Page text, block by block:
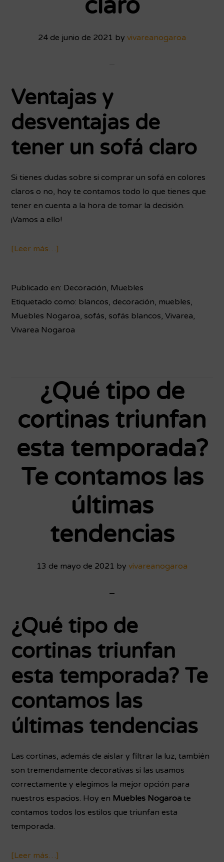
claro
24 de junio de 2021 by vivareanogaroa
Ventajas y
desventajas de
tener un sofá claro
Si tienes dudas sobre si comprar un sofá en colores
claros o no, hoy te contamos todo lo que tienes que
tener en cuenta a la hora de tomar la decisión.
¡Vamos a ello!
[Leer más…]
y
desventajas
de
tener
Publicado en: Decoración, Muebles
Etiquetado como: blancos, decoración, muebles,
Muebles Nogaroa, sofás, sofás blancos,Vivarea,
Vivarea Nogaroa
¿Qué tipo de
cortinas triunfan
esta temporada?
Te contamos las
últimas
tendencias
13 de mayo de 2021 by vivareanogaroa
¿Qué tipo de
cortinas triunfan
esta temporada? Te
contamos las
últimas tendencias
Las cortinas, además de aislar y filtrar la luz, también
son tremendamente decorativas si las usamos
correctamente y elegimos la mejor opción para
nuestros espacios. Hoy en Muebles Nogaroa te
contamos todos los estilos que triunfan esta
temporada.
[Leer más…]